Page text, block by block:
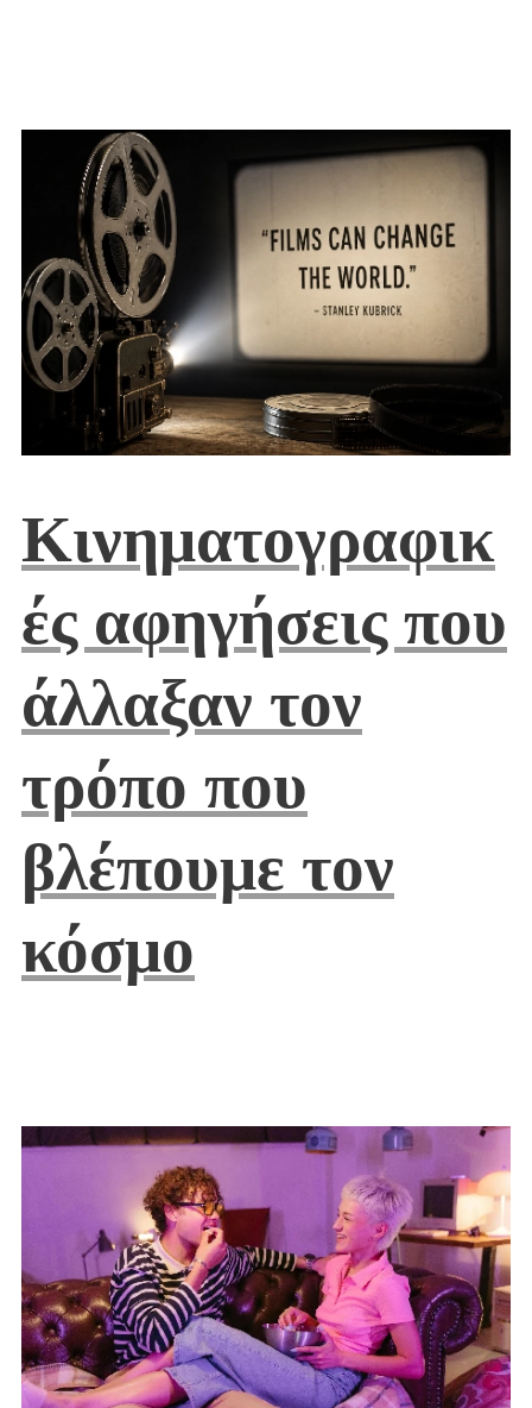
Κινηματογραφικ
ές αφηγήσεις που
άλλαξαν τον
τρόπο που
βλέπουμε τον
κόσμο